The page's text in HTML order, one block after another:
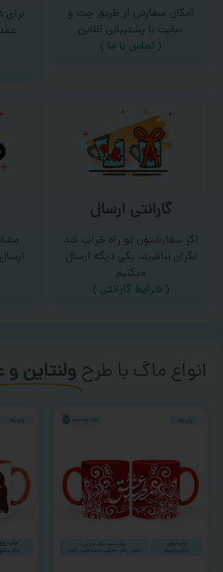
امکان سفارش از طریق چت و
سایت با پشتیبانی آنلاین
( تماس با ما‌ )
گارانتی ارسال
اگر سفارشتون تو راه خراب شد
نگران نباشید، یکی دیگه ارسال
میکنیم
( شرایط گارانتی )
انواع ماگ با طرح ولنتاین و